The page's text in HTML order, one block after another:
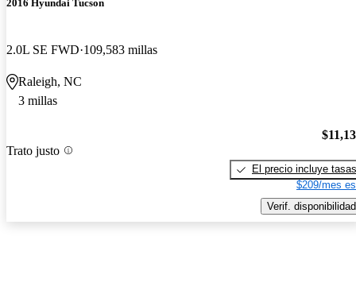
2016 Hyundai Tucson
2.0L SE FWD 109,583 millas
Raleigh, NC
3 millas
Trato justo
El precio incluye tasas
$209/mes
Verif. disponibilidad